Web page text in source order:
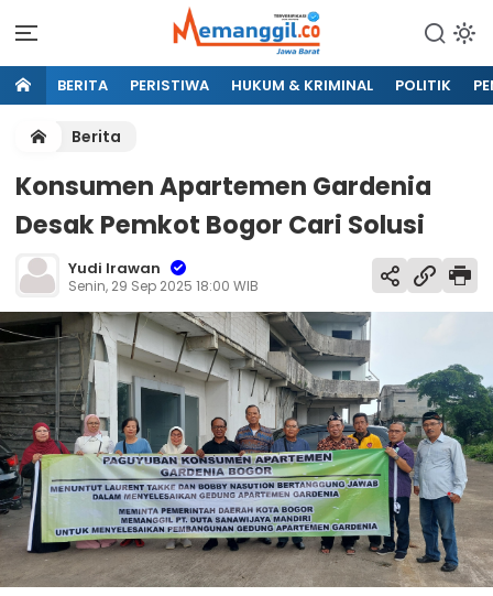
BERITA PERISTIWA HUKUM & KRIMINAL POLITIK
Berita
Konsumen Apartemen Gardenia
Desak Pemkot Bogor Cari Solusi
Yudi Irawan
Senin, 29 Sep 2025 18:00 WIB